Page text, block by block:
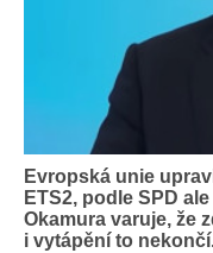
Evropská unie
ETS2, podle SPD
Okamura varuje, že
i vytápění to